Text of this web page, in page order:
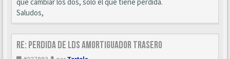
Saludos,
Re: Perdida de LDS amortiguador trasero